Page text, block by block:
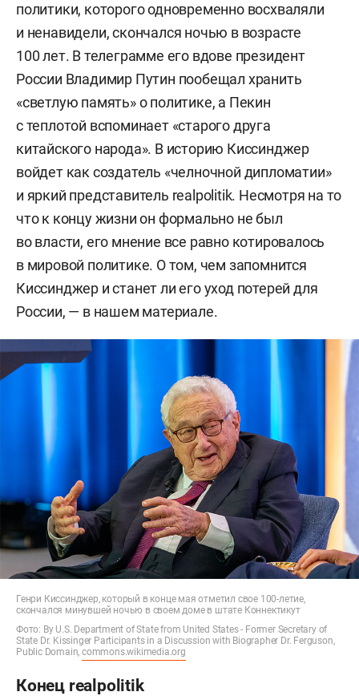
политики, которого одновременно восхваляли
и ненавидели, скончался ночью в возрасте
100 лет. В телеграмме его вдове президент
России Владимир Путин пообещал хранить
«светлую память» о политике, а Пекин
с теплотой вспоминает «старого друга
китайского народа». В историю Киссинджер
войдет как создатель «челночной дипломатии»
и яркий представитель realpolitik. Несмотря на то
что к концу жизни он формально не был
во власти, его мнение все равно котировалось
в мировой политике. О том, чем запомнится
Киссинджер и станет ли его уход потерей для
России, — в нашем материале.
Генри Киссинджер, который в конце мая отметил свое 100-летие,
скончался минувшей ночью в своем доме в штате Коннектикут
Фото: By U.S. Department of State from United States - Former Secretary of
State Dr. Kissinger Participants in a Discussion with Biographer Dr. Ferguson,
Public Domain,commons.wikimedia.org
Конец realpolitik